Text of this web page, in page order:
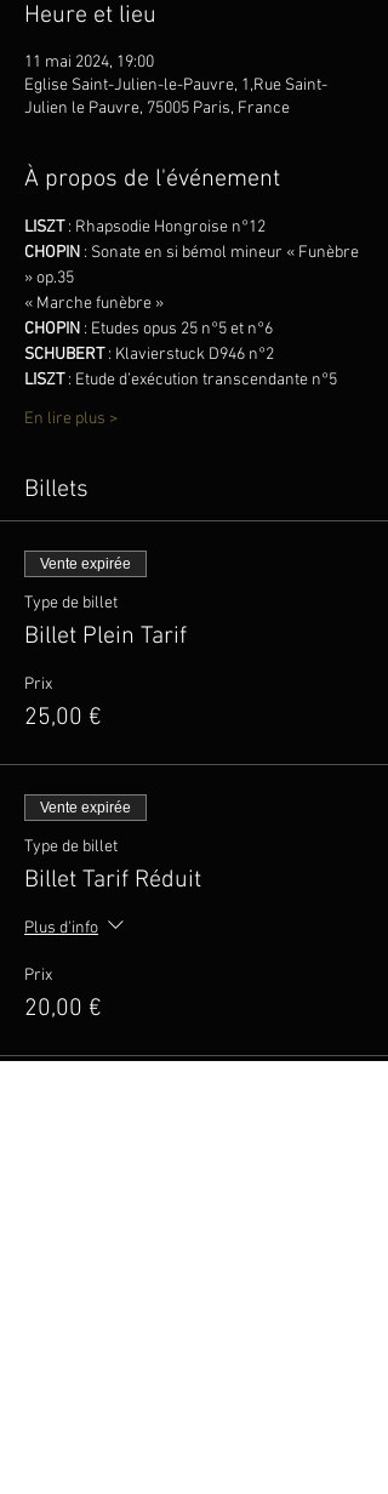
Heure et lieu
11 mai 2024, 19:00
Eglise Saint-Julien-le-Pauvre, 1,Rue Saint-
Julien le Pauvre, 75005 Paris, France
À propos de l'événement
LISZT : Rhapsodie Hongroise n°12
CHOPIN : Sonate en si bémol mineur « Funèbre
» op.35
« Marche funèbre »
CHOPIN : Etudes opus 25 n°5 et n°6
SCHUBERT : Klavierstuck D946 n°2
LISZT : Etude d’exécution transcendante n°5
En lire plus >
Billets
Vente expirée
Type de billet
Billet Plein Tarif
Prix
25,00 €
Vente expirée
Type de billet
Billet Tarif Réduit
Plus d'info
Prix
20,00 €